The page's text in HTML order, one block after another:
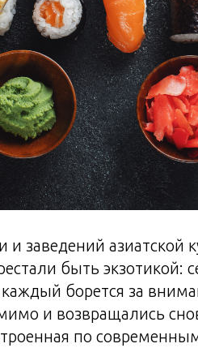
и заведений азиатской
быть экзотикой:
борется за
и возвращались
по